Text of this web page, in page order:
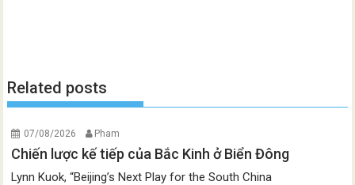
Related posts
07/08/2026 Pham
Chiến lược kế tiếp của Bắc Kinh ở Biển Đông
Lynn Kuok, “Beijing’s Next Play for the South China